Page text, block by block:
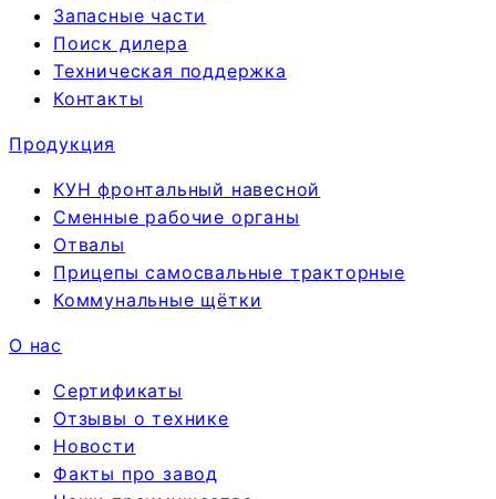
Запасные части
Поиск дилера
Техническая поддержка
Контакты
Продукция
КУН фронтальный навесной
Сменные рабочие органы
Отвалы
Прицепы самосвальные тракторные
Коммунальные щётки
О нас
Сертификаты
Отзывы о технике
Новости
Факты про завод